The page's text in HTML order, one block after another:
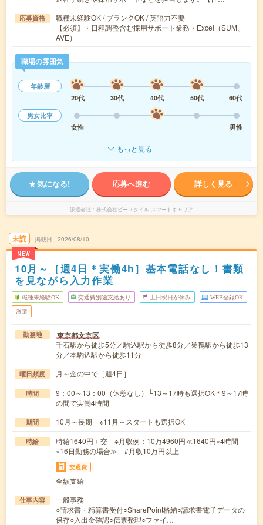
応募資格
職種未経験OK / ブランクOK / 英語力不要
【必須】・日程調整含む採用サポート業務・Excel（SUM、
AVE）
職場の雰囲気
年齢層
20代
30代 40代 50代
60代
男女比率
女性
男性
もっと見る
気になる! 応募へ進む 詳しく見る
派遣会社 株式会社ビースタイル スマートキャリア
未読
NEW
掲載日 2026/08/10
10月～［週4日＊実働4h］基本電話なし！書類
を見ながら入力作業
職種未経験OK 交通費別途支給あり 土日祝日が休み WEB登録OK
派遣
勤務地 東京都文京区
千石駅から徒歩5分／駒込駅から徒歩8分／巣鴨駅から徒歩13
分／本駒込駅から徒歩11分
曜日頻度 月～金の中で［週4日］
時間
9：00～13：00（休憩なし）└13～17時も選択OK＊9～17時
の間で実働4時間
期間 10月～長期 ※11月～スタートも選択OK
時給
時給1640円＋交 ※月収例：10万4960円≪1640円×4時間
×16日勤務の場合≫ #月収10万円以上
交通費
全額支給
仕事内容
一般事務
○請求書・精算書受付○SharePoint格納○請求書電子データの
保存○入出金確認○伝票整理○ファイ…